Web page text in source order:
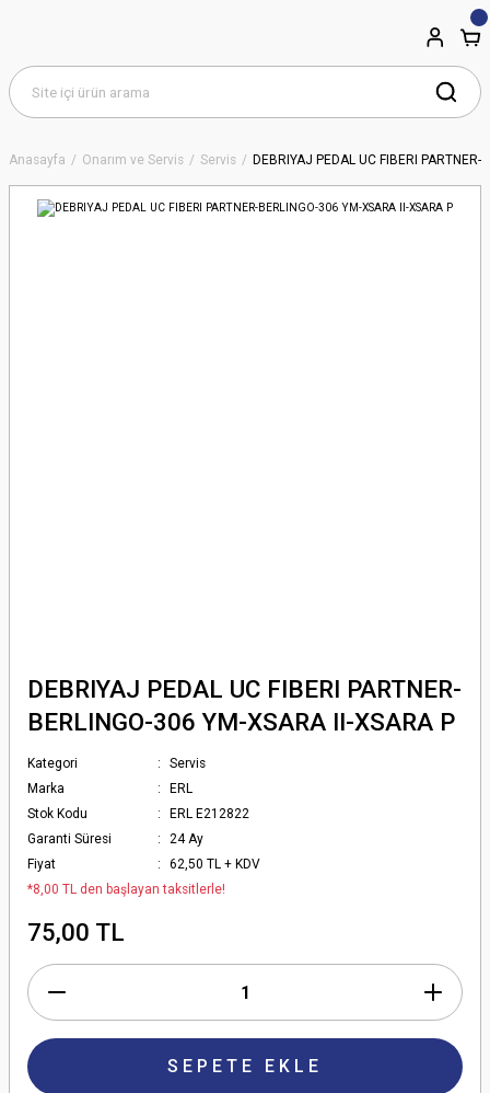
Anasayfa Onarım ve Servis Servis DEBRIYAJ PEDAL UC FIBERI
DEBRIYAJ PEDAL UC FIBERI PARTNER-
BERLINGO-306 YM-XSARA II-XSARA P
Kategori
Servis
Marka
ERL
Stok Kodu
ERL E212822
Garanti Süresi
24 Ay
Fiyat
62,50 TL + KDV
*8,00 TL den başlayan taksitlerle!
75,00 TL
SEPETE EKLE